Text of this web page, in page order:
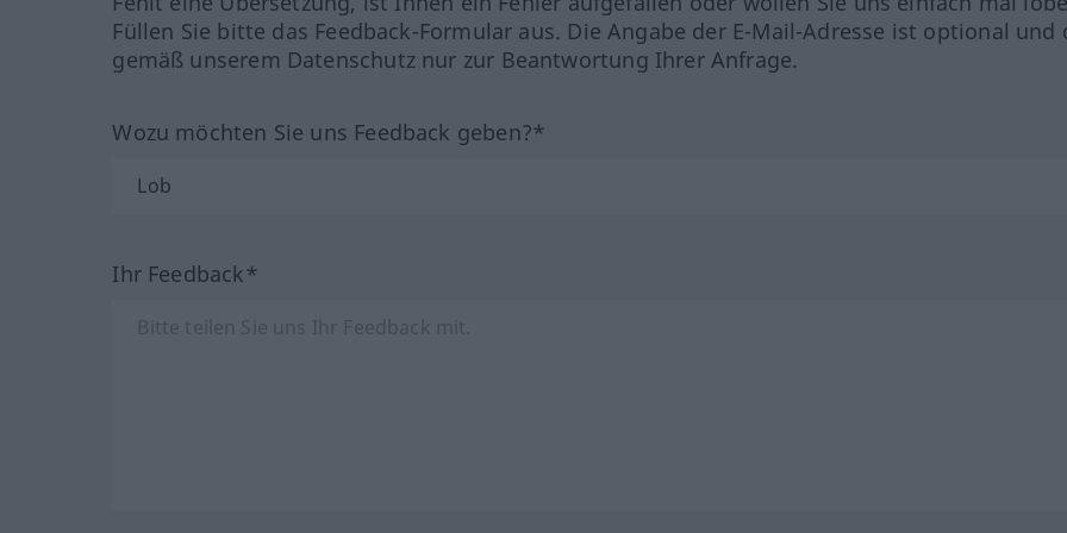
Füllen Sie bitte das Feedback-Formular aus. Die Angabe der E-Mail-Adresse ist optional und
gemäß unserem Datenschutz nur zur Beantwortung Ihrer Anfrage.
Wozu möchten Sie uns Feedback geben?*
Ihr Feedback*